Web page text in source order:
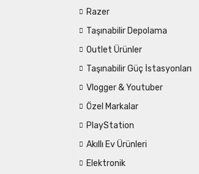
Razer
Taşınabilir Depolama
Outlet Ürünler
Taşınabilir Güç İstasyonları
Vlogger & Youtuber
Özel Markalar
PlayStation
Akıllı Ev Ürünleri
Elektronik